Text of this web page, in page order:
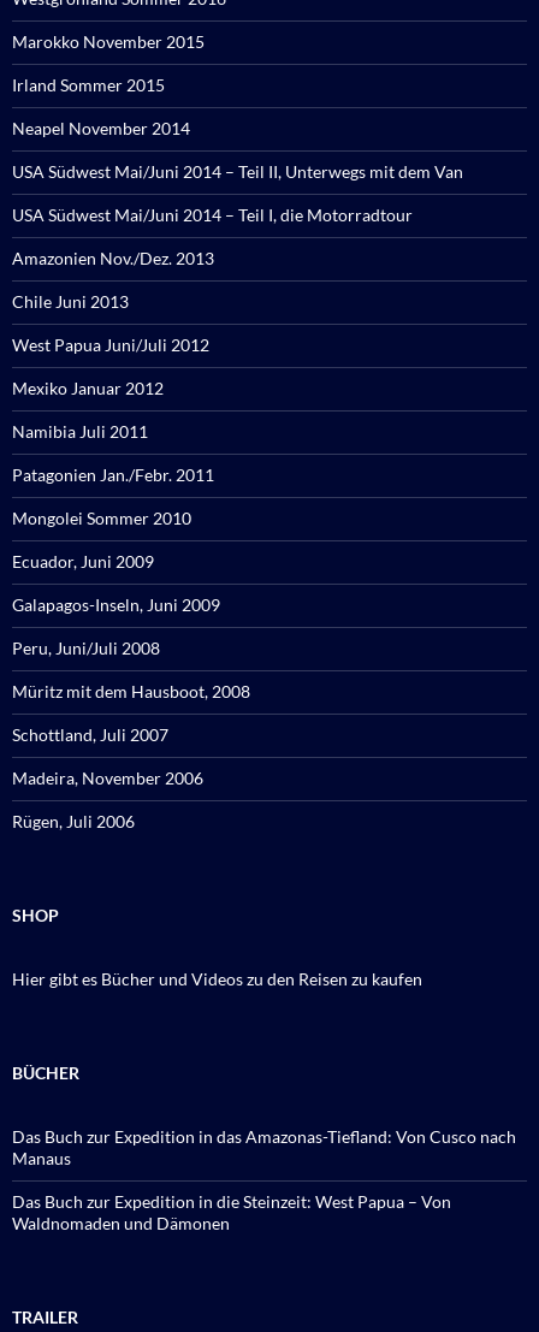
Marokko November 2015
Irland Sommer 2015
Neapel November 2014
USA Südwest Mai/Juni 2014 – Teil II, Unterwegs mit dem Van
USA Südwest Mai/Juni 2014 – Teil I, die Motorradtour
Amazonien Nov./Dez. 2013
Chile Juni 2013
West Papua Juni/Juli 2012
Mexiko Januar 2012
Namibia Juli 2011
Patagonien Jan./Febr. 2011
Mongolei Sommer 2010
Ecuador, Juni 2009
Galapagos-Inseln, Juni 2009
Peru, Juni/Juli 2008
Müritz mit dem Hausboot, 2008
Schottland, Juli 2007
Madeira, November 2006
Rügen, Juli 2006
SHOP
Hier gibt es Bücher und Videos zu den Reisen zu kaufen
BÜCHER
Das Buch zur Expedition in das Amazonas-Tiefland: Von Cusco nach
Manaus
Das Buch zur Expedition in die Steinzeit: West Papua – Von
Waldnomaden und Dämonen
TRAILER